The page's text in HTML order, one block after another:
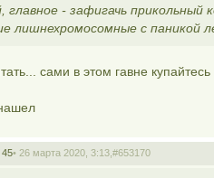
главное - зафигачь прикольный
лишнехромосомные с паникой
сами в этом гавне купайтесь
• 26 марта 2020, 3:13, #653170